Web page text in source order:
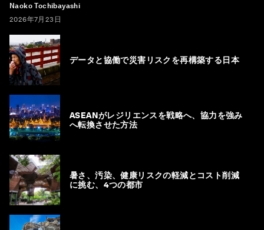
Naoko Tochibayashi
2026年7月23日
データと協働で災害リスクを再構築する日本
ASEANがレジリエンスを戦略へ、協力を強み
へ転換させた方法
暑さ、汚染、健康リスクの軽減とコスト削減
に挑む、4つの都市